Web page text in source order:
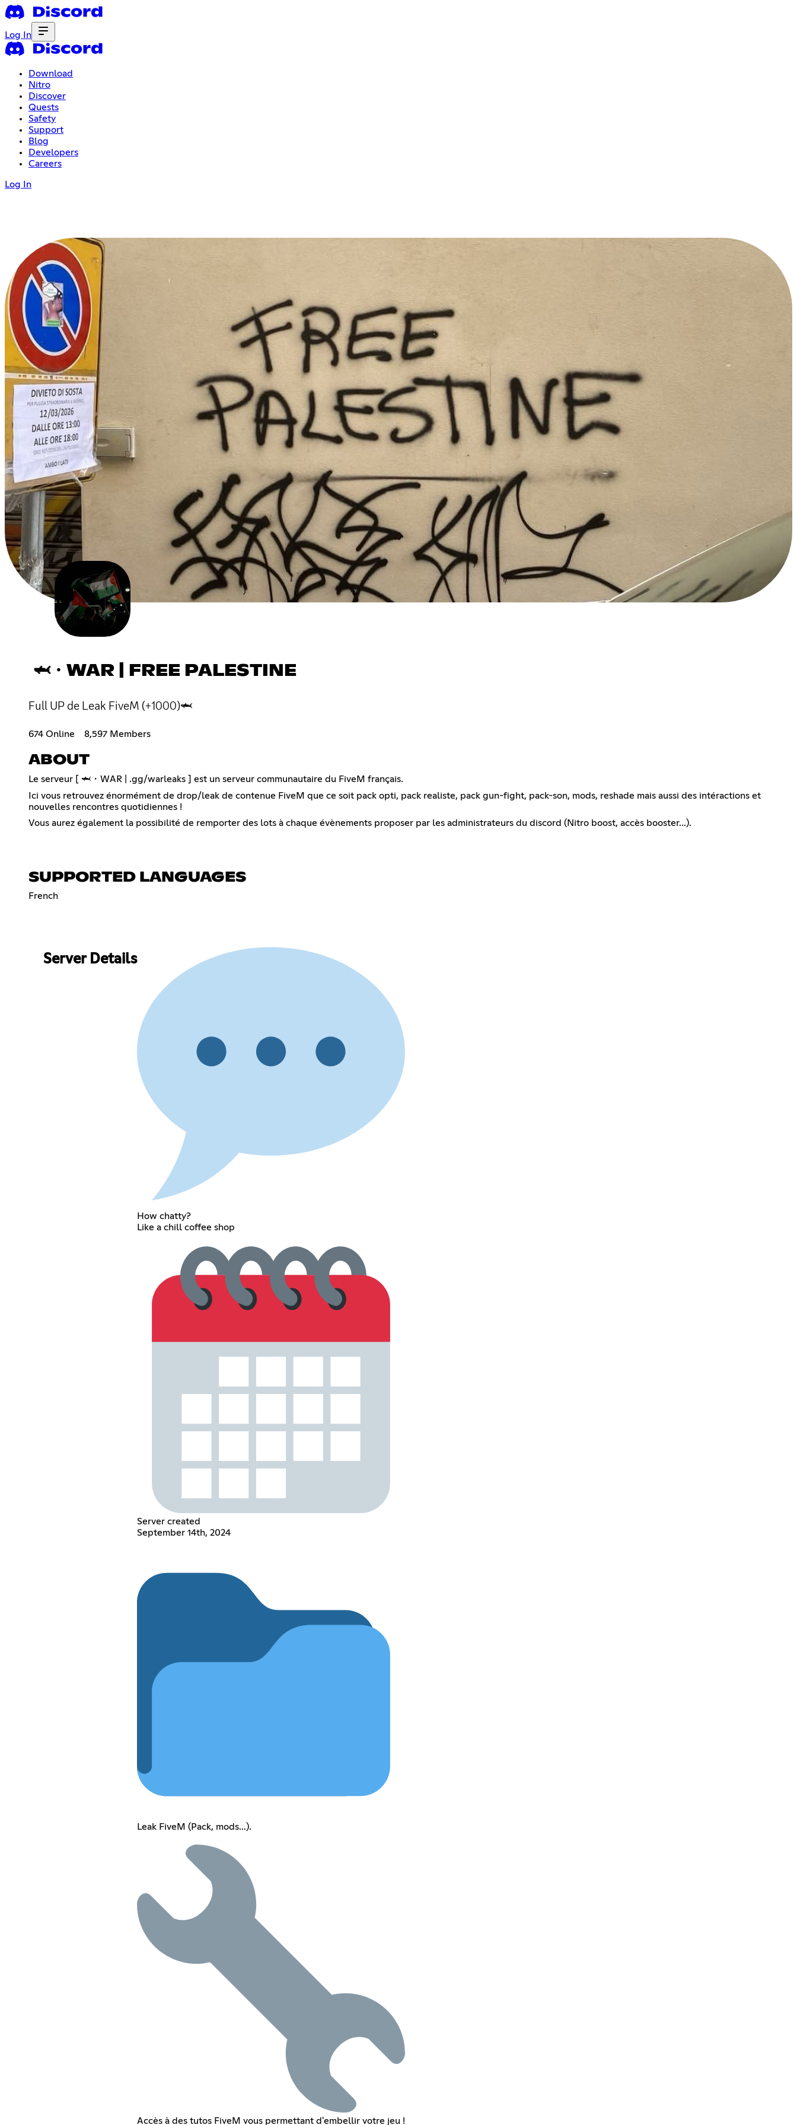
Log In
Download
Nitro
Discover
Quests
Safety
Support
Blog
Developers
Careers
Log In
🦈・WAR | FREE PALESTINE
Full UP de Leak FiveM (+1000)🦈
674 Online 8,597 Members
ABOUT
Le serveur [ 🦈・WAR | .gg/warleaks ] est un serveur communautaire du FiveM français.
Ici vous retrouvez énormément de drop/leak de contenue FiveM que ce soit pack opti, pack realiste, pack gun-fight, pack-son, mods, reshade mais aussi des intéractions et
nouvelles rencontres quotidiennes !
Vous aurez également la possibilité de remporter des lots à chaque évènements proposer par les administrateurs du discord (Nitro boost, accès booster...).
SUPPORTED LANGUAGES
French
Server Details
How chatty?
Like a chill coffee shop
Server created
September 14th, 2024
Leak FiveM (Pack, mods...).
Accès à des tutos FiveM vous permettant d'embellir votre jeu !